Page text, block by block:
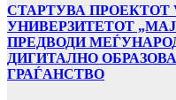
СТАРТУВА ПРОЕКТОТ
УНИВЕРЗИТЕТОТ
ПРЕДВОДИ
ДИГИТАЛНО
ГРАЃАНСТВО